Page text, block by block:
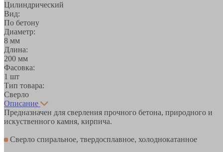
Цилиндрический
Вид:
По бетону
Диаметр:
8 мм
Длина:
200 мм
Фасовка:
1 шт
Тип товара:
Сверло
Описание
Предназначен для сверления прочного бетона, природного и
искуственного камня, кирпича.
Сверло спиральное, твердосплавное, холоднокатанное